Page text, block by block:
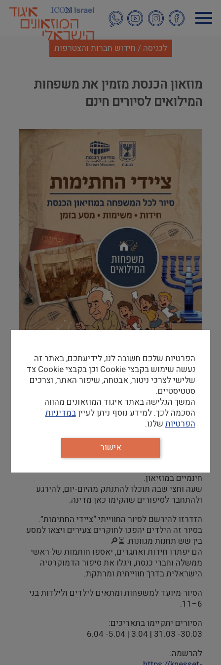
לתוכן
העיקרי
לכניסה / חידוש חברות והצטרפות
מוזאון הכנסת מזמין את משפחות
המילואים לסיורים חינם
משפחות מילואימניקים יקרות,
אנו, במוזיאון הכנסת, מודים לכן על העמידה האיתנה
ועל התמיכה ביקיריכן המילואימניקים, המגנים על
כולנו בתקופה מאתגרת כל כך. 💙
חינמיים במוזיאון.
שעה וחצי שבה תוכלו להתנתק מהיום-יום, להירגע
ולהתחבר לסיפורים שהקימו כאן מדינה.
הזדרזו להירשם לסיור החווייתי “ציידי החתימות”.
בסיור זה הילדים יהפכו לחוקרים צעירים ויצאו למסע
בין שש תחנות מגוונות. ⏳🔎
הם יפתרו חידות ואתגרים, יאספו חותמות של ראשי
ממשלה וחברי כנסת, ויגלו את סיפור הדמוקרטיה
הישראלית בדרך חווייתית ומרתקת.
הסיור מיועד למשפחות ומתאים לילדים ולילדות בני
6–11.
הסיורים יתקיימו בתאריכים:
30.03- 31.03 | 3.04 | 5.04- 6.04
להרשמה:
הפרטיות שלכם חשובה לנו, לידיעתכם, באתר זה
נעשה שימוש בקבצי Cookie וכן בקבצי Cookie צד
שלישי לצרכי ניטור, אבטחה, שיפור האתר, וצרכים
סטטיסטיים.
המשך הגלישה באתר איגוד המוזאונים מהווה
הסכמה לכך. למידע נוסף ניתן לעייןבמדיניות
הפרטיותשלנו.
אישור